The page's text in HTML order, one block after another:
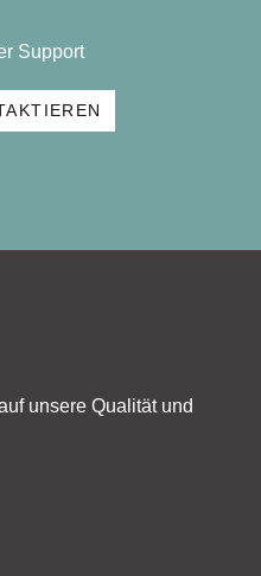
Support
unsere Qualität und